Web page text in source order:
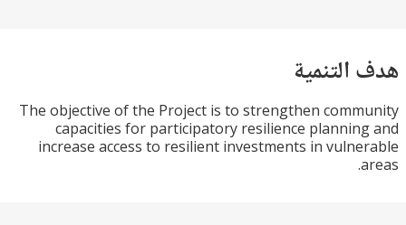
The objective of the Project is to strengthen
capacities for participatory resilience
increase access to resilient investments in